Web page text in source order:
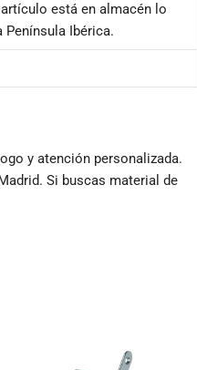
está en almacén lo
Península Ibérica.
y atención personalizada.
Si buscas material de